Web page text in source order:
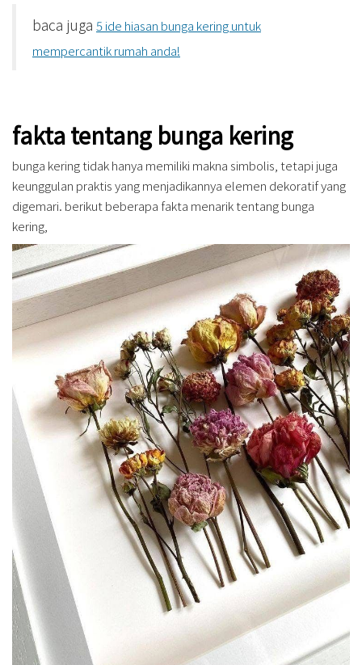
baca juga 5 ide hiasan bunga kering untuk
mempercantik rumah anda!
fakta tentang bunga kering
bunga kering tidak hanya memiliki makna simbolis, tetapi juga
keunggulan praktis yang menjadikannya elemen dekoratif yang
digemari. berikut beberapa fakta menarik tentang bunga
kering,